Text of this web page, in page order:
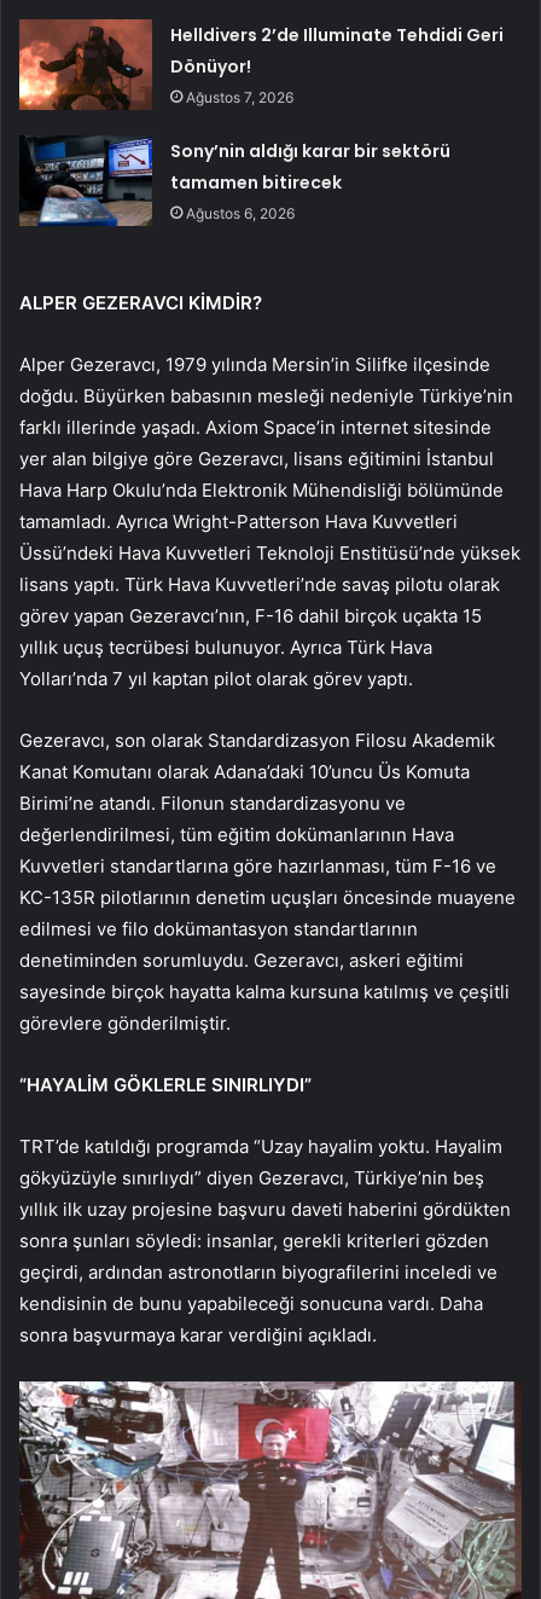
Helldivers 2’de Illuminate Tehdidi Geri
Dönüyor!
Ağustos 7, 2026
Sony’nin aldığı karar bir sektörü
tamamen bitirecek
Ağustos 6, 2026
ALPER GEZERAVCI KİMDİR?
Alper Gezeravcı, 1979 yılında Mersin’in Silifke ilçesinde
doğdu. Büyürken babasının mesleği nedeniyle Türkiye’nin
farklı illerinde yaşadı. Axiom Space’in internet sitesinde
yer alan bilgiye göre Gezeravcı, lisans eğitimini İstanbul
Hava Harp Okulu’nda Elektronik Mühendisliği bölümünde
tamamladı. Ayrıca Wright-Patterson Hava Kuvvetleri
Üssü’ndeki Hava Kuvvetleri Teknoloji Enstitüsü’nde yüksek
lisans yaptı. Türk Hava Kuvvetleri’nde savaş pilotu olarak
görev yapan Gezeravcı’nın, F-16 dahil birçok uçakta 15
yıllık uçuş tecrübesi bulunuyor. Ayrıca Türk Hava
Yolları’nda 7 yıl kaptan pilot olarak görev yaptı.
Gezeravcı, son olarak Standardizasyon Filosu Akademik
Kanat Komutanı olarak Adana’daki 10’uncu Üs Komuta
Birimi’ne atandı. Filonun standardizasyonu ve
değerlendirilmesi, tüm eğitim dokümanlarının Hava
Kuvvetleri standartlarına göre hazırlanması, tüm F-16 ve
KC-135R pilotlarının denetim uçuşları öncesinde muayene
edilmesi ve filo dokümantasyon standartlarının
denetiminden sorumluydu. Gezeravcı, askeri eğitimi
sayesinde birçok hayatta kalma kursuna katılmış ve çeşitli
görevlere gönderilmiştir.
“HAYALİM GÖKLERLE SINIRLIYDI”
TRT’de katıldığı programda “Uzay hayalim yoktu. Hayalim
gökyüzüyle sınırlıydı” diyen Gezeravcı, Türkiye’nin beş
yıllık ilk uzay projesine başvuru daveti haberini gördükten
sonra şunları söyledi: insanlar, gerekli kriterleri gözden
geçirdi, ardından astronotların biyografilerini inceledi ve
kendisinin de bunu yapabileceği sonucuna vardı. Daha
sonra başvurmaya karar verdiğini açıkladı.